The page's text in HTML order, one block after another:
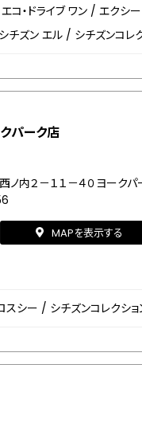
エコ・ドライブ ワン / エクシ
シチズン エル / シチズンコレ
パーク店
内２－１１－４０ヨークパ
MAPを表示する
スシー / シチズンコレクショ